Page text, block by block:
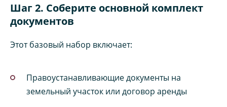
Шаг 2. Соберите основной комплект
документов
Этот базовый набор включает:
Правоустанавливающие документы на
земельный участок или договор аренды